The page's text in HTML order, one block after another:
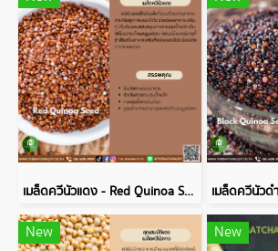
เมล็ดควีนัวแดง - Red Quinoa Seed
New New